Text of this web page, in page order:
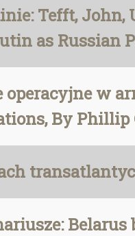
Tefft,
as Russian
w
By Phillip